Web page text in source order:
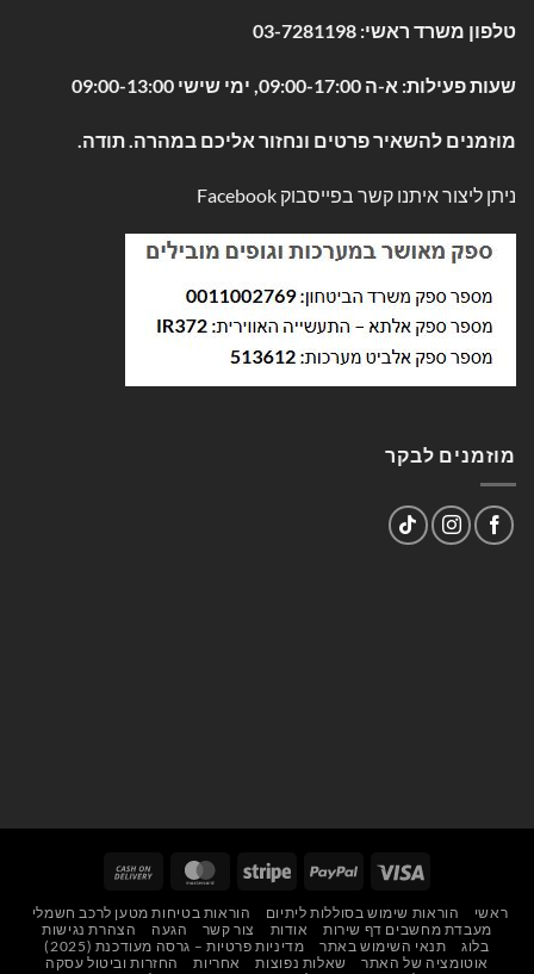
טלפון משרד ראשי: 03-7281198
שעות פעילות: א-ה 09:00-17:00, ימי שישי 09:00-13:00
מוזמנים להשאיר פרטים ונחזור אליכם במהרה. תודה.
ניתן ליצור איתנו קשר בפייסבוק Facebook
מוזמנים לבקר
Visa
PayPal
Stripe
MasterCard
Delivery
ראשי הוראות שימוש בסוללות ליתיום
הוראות בטיחות מטען לרכב חשמלי
מעבדת מחשבים דף שירות
אודות צור קשר הגעה
הצהרת נגישות
בלוג
תנאי השימוש באתר
מדיניות פרטיות – גרסה מעודכנת (2025)
אוטומציה של האתר
שאלות נפוצות אחריות
החזרות וביטול עסקה